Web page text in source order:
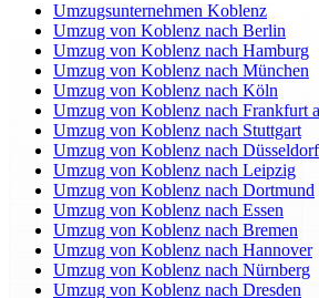
Umzugsunternehmen Koblenz
Umzug von Koblenz nach Berlin
Umzug von Koblenz nach Hamburg
Umzug von Koblenz nach München
Umzug von Koblenz nach Köln
Umzug von Koblenz nach Frankfurt
Umzug von Koblenz nach Stuttgart
Umzug von Koblenz nach Düsseldorf
Umzug von Koblenz nach Leipzig
Umzug von Koblenz nach Dortmund
Umzug von Koblenz nach Essen
Umzug von Koblenz nach Bremen
Umzug von Koblenz nach Hannover
Umzug von Koblenz nach Nürnberg
Umzug von Koblenz nach Dresden